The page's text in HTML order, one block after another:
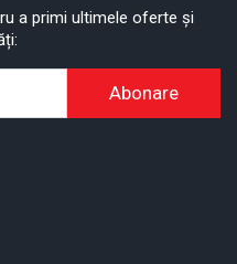
a primi ultimele oferte și
Abonare